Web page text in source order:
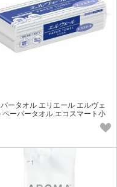
ータオル エリエール エルヴェ
ペーパータオル エコスマート小